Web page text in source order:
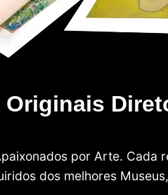
por Arte.
dos melhores